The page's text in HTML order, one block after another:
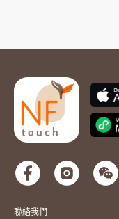
聯絡我們